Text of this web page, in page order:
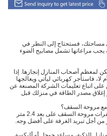
فستحتاج إلى النظر في
مراعاتها تشمل مصابيح الضوء
أصحاب المنازل إنجازها. إذا
فاستأجر كهربائي ليأتي ويعالجها
اتباع تعليمات الشركة المصنعة عن
مصدر الطاقة في منزلك قبل
مروحة السقف؟
ج: للحصول على أداء مثالي، يجب أن تكون شفرات مروحة السقف على بعد 2.4 متر